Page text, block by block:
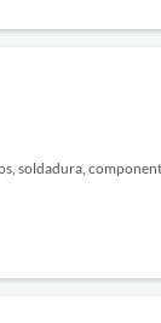
soldadura,